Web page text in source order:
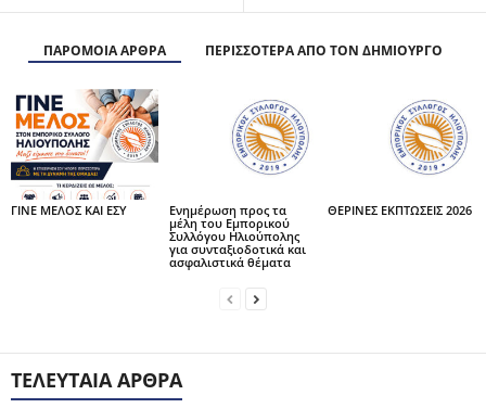
ΠΑΡΟΜΟΙΑ ΑΡΘΡΑ ΠΕΡΙΣΣΟΤΕΡΑ ΑΠΟ ΤΟΝ ΔΗΜΙΟΥΡΓΟ
ΓΙΝΕ ΜΕΛΟΣ ΚΑΙ ΕΣΥ
Ενημέρωση προς τα
μέλη του Εμπορικού
Συλλόγου Ηλιούπολης
για συνταξιοδοτικά και
ασφαλιστικά θέματα
ΘΕΡΙΝΕΣ ΕΚΠΤΩΣΕΙΣ 2026
ΤΕΛΕΥΤΑΊΑ ΆΡΘΡΑ